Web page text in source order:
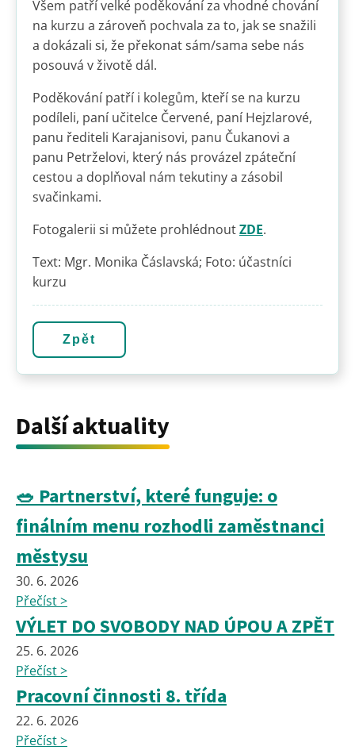
Všem patří velké poděkování za vhodné chování
na kurzu a zároveň pochvala za to, jak se snažili
a dokázali si, že překonat sám/sama sebe nás
posouvá v životě dál.
Poděkování patří i kolegům, kteří se na kurzu
podíleli, paní učitelce Červené, paní Hejzlarové,
panu řediteli Karajanisovi, panu Čukanovi a
panu Petrželovi, který nás provázel zpáteční
cestou a doplňoval nám tekutiny a zásobil
svačinkami.
Fotogalerii si můžete prohlédnoutZDE.
Text: Mgr. Monika Čáslavská; Foto: účastníci
kurzu
Zpět
Další aktuality
🥗 Partnerství, které funguje: o
finálním menu rozhodli zaměstnanci
městysu
30. 6. 2026
Přečíst >
VÝLET DO SVOBODY NAD ÚPOU A ZPĚT
25. 6. 2026
Přečíst >
Pracovní činnosti 8. třída
22. 6. 2026
Přečíst >